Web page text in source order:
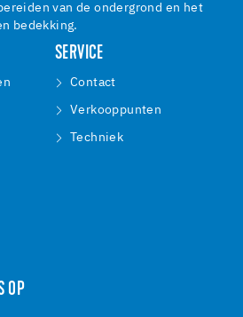
van de ondergrond en het
bedekking.
SERVICE
Contact
Verkooppunten
Techniek
OP